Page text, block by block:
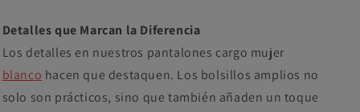
Detalles que Marcan la Diferencia
Los detalles en nuestros pantalones cargo mujer
blanco hacen que destaquen. Los bolsillos amplios no
solo son prácticos, sino que también añaden un toque